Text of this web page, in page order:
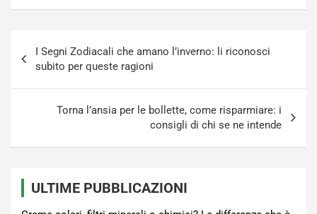
articoli
I Segni Zodiacali che amano l’inverno: li riconosci
subito per queste ragioni
Torna l’ansia per le bollette, come risparmiare: i
consigli di chi se ne intende
ULTIME PUBBLICAZIONI